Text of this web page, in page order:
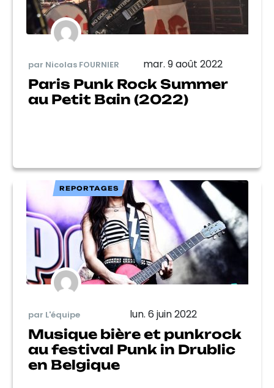
par Nicolas FOURNIER mar. 9 août 2022
Paris Punk Rock Summer
au Petit Bain (2022)
REPORTAGES
par L'équipe lun. 6 juin 2022
Musique bière et punkrock
au festival Punk in Drublic
en Belgique